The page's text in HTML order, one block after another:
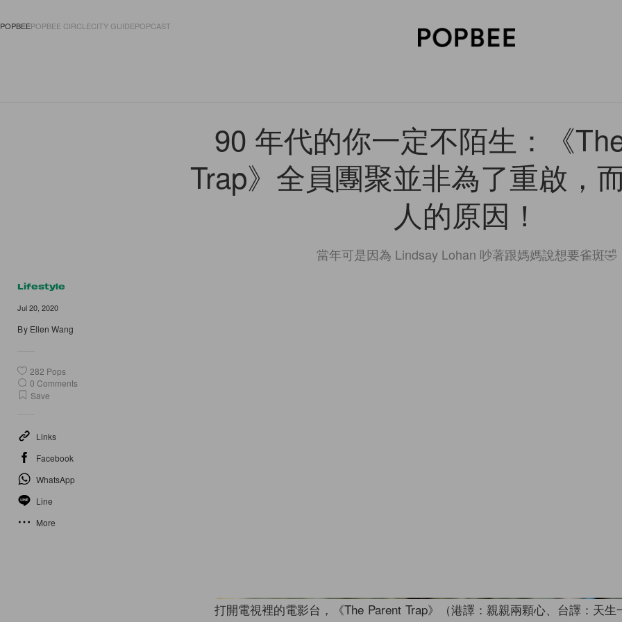
POPBEEPOPBEE CIRCLECITY GUIDEPOPCAST
90 年代的你一定不陌生：《
Trap》全員團聚並非為了重啟，
人的原因！
當年可是因為 Lindsay Lohan 吵著跟媽媽說想要雀斑🤣
Lifestyle
Jul 20, 2020
By Ellen Wang
282 Pops
0 Comments
Save
Links
Facebook
WhatsApp
Line
More
打開電視裡的電影台，《The Parent Trap》（港譯：親親兩顆心、台譯：天生